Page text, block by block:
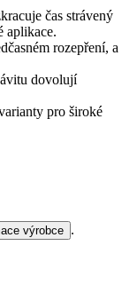
čas strávený
aplikace.
rozepření, a
dovolují
pro široké
výrobce .